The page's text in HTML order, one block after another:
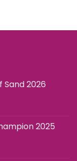
Sand 2026
2025